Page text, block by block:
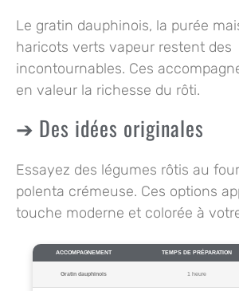
Le gratin dauphinois, la purée
haricots verts vapeur restent des
incontournables. Ces
en valeur la richesse du rôti.
Des idées originales
Essayez des légumes rôtis au
polenta crémeuse. Ces options
touche moderne et colorée à
ACCOMPAGNEMENT TEMPS DE PRÉPARATION
Gratin dauphinois 1 heure